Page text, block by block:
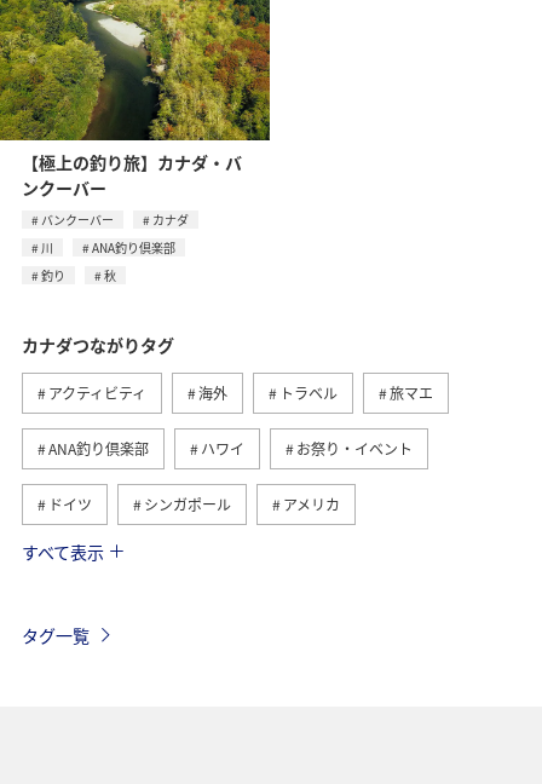
【極上の釣り旅】カナダ・バ
ンクーバー
バンクーバー
カナダ
川
ANA釣り倶楽部
釣り
秋
カナダつながりタグ
アクティビティ 海外 トラベル 旅マエ
ANA釣り倶楽部 ハワイ お祭り・イベント
ドイツ シンガポール アメリカ
フランス
すべて表示
タグ一覧